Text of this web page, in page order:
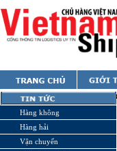
Hàng không
Hàng hải
Vận chuyển